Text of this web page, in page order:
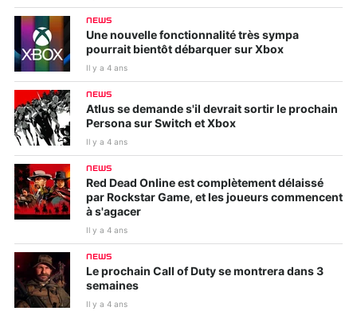
NEWS
Une nouvelle fonctionnalité très sympa
pourrait bientôt débarquer sur Xbox
Il y a 4 ans
NEWS
Atlus se demande s'il devrait sortir le prochain
Persona sur Switch et Xbox
Il y a 4 ans
NEWS
Red Dead Online est complètement délaissé
par Rockstar Game, et les joueurs commencent
à s'agacer
Il y a 4 ans
NEWS
Le prochain Call of Duty se montrera dans 3
semaines
Il y a 4 ans